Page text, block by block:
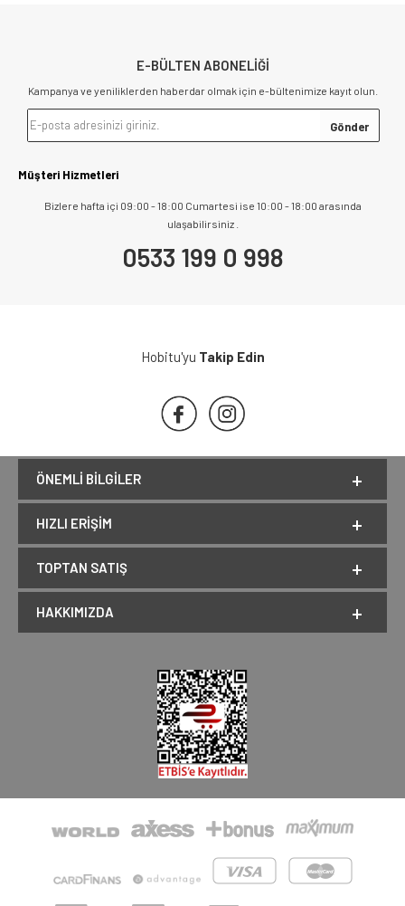
E-BÜLTEN ABONELİĞİ
Kampanya ve yeniliklerden haberdar olmak için e-bültenimize kayıt olun.
Müşteri Hizmetleri
Bizlere hafta içi 09:00 - 18:00 Cumartesi ise 10:00 - 18:00 arasında
ulaşabilirsiniz .
0533 199 0 998
Hobitu'yu Takip Edin
ÖNEMLI BILGILER
HIZLI ERIŞIM
TOPTAN SATIŞ
HAKKIMIZDA